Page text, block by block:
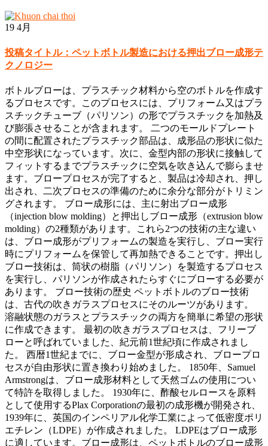
19 4月
投稿タイトル：ペットボトル製造における押出ブロー成形テ
クノロジー
ボトルブローは、プラスチック材料から空のボトルを作成す
るプロセスです。このプロセスには、プリフォーム又はプラ
スチックチューブ（パリソン）の形でプラスチックを加熱及
び膨張させることが含まれます。 二つのモールドプレート
の間に配置されたプラスチック部品は、成形品の形状に似た
中空形状になっています。次に、金型内部の形状に接触して
フィットするまでプラスチックに空気を吹き込んで膨らませ
ます。ブロープロセスが完了すると、製品は冷却され、押し
出され、二次プロセスの準備のために余分な部分がトリミン
グされます。 ブロー成形には、主に射出ブロー成形
（injection blow molding）と押出しブロー成形（extrusion blow
molding）の2種類があります。これら2つの技術の主な違い
は、ブロー成形がプリフォームの製造を実行し、ブロー実行
時にプリフォームを保管して再加熱できることです。押出し
ブロー技術は、筒状の樹脂（パリソン）を製造するプロセス
を実行し、パリソンが作成されたらすぐにブローする必要が
あります。 ブロー技術の歴史 ペットボトルのブロー技術
は、古代の吹きガラスプロセスにそのルーツがあります。
溶融状態のガラスとプラスチックの両方を簡単に希望の形状
に作成できます。 最初の吹きガラスプロセスは、フリーブ
ローと呼ばれていました、紀元前1世紀頃に作成されまし
た。 西暦1世紀までに、ブロー金型が形成され、ブロープロ
セスが自由形状に置き換わり始めました。 1850年、Samuel
Armstrongは、ブロー成形材料として天然ゴムの使用につい
て特許を取得しました。 1930年に、酢酸セルロースを原料
として使用するPlax Corporationの最初の成形機が開発され、
1939年に、英国のインペリアル化学工業によって低密度ポリ
エチレン（LDPE）が作成されました。 LDPEはブロー成形
に適しています。ブロー成形は、ペットボトルのブロー成形